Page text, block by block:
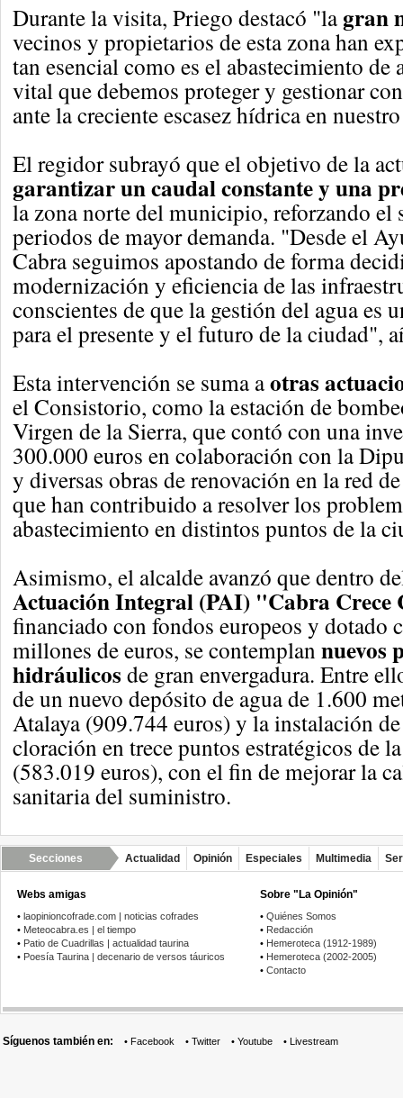
Durante la visita, Priego destacó "la gran
vecinos y propietarios de esta zona han
tan esencial como es el abastecimiento de
vital que debemos proteger y gestionar
ante la creciente escasez hídrica en
El regidor subrayó que el objetivo de la
garantizar un caudal constante y una
la zona norte del municipio, reforzando el
periodos de mayor demanda. "Desde el
Cabra seguimos apostando de forma
modernización y eficiencia de las
conscientes de que la gestión del agua es
para el presente y el futuro de la ciudad",
Esta intervención se suma aotras
el Consistorio, como la estación de
Virgen de la Sierra, que contó con una
300.000 euros en colaboración con la
y diversas obras de renovación en la red
que han contribuido a resolver los
abastecimiento en distintos puntos de la
Asimismo, el alcalde avanzó que dentro
Actuación Integral (PAI) "Cabra Crece
financiado con fondos europeos y dotado
millones de euros, se contemplan nuevos
hidráulicos de gran envergadura. Entre
de un nuevo depósito de agua de 1.600
Atalaya (909.744 euros) y la instalación
cloración en trece puntos estratégicos de
(583.019 euros), con el fin de mejorar la
sanitaria del suministro.
Secciones Actualidad Opinión Especiales Multimedia
Webs amigas
• laopinioncofrade.com | noticias cofrades
• Meteocabra.es | el tiempo
• Patio de Cuadrillas | actualidad taurina
• Poesía Taurina | decenario de versos táuricos
Sobre "La Opinión"
• Quiénes Somos
• Redacción
• Hemeroteca (1912-1989)
• Hemeroteca (2002-2005)
• Contacto
Síguenos también en: • Facebook • Twitter • Youtube • Livestream